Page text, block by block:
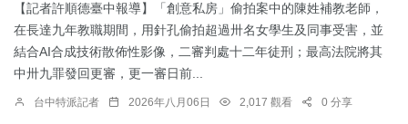
【記者許順德臺中報導】「創意私房」偷拍案中的陳姓補教老師，
在長達九年教職期間，用針孔偷拍超過卅名女學生及同事受害，並
結合AI合成技術散佈性影像，二審判處十二年徒刑；最高法院將其
中卅九罪發回更審，更一審日前...
台中特派記者 2026年八月06日 2,017 觀看 0 分享